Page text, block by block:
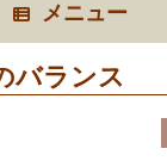
メニュー
バランス